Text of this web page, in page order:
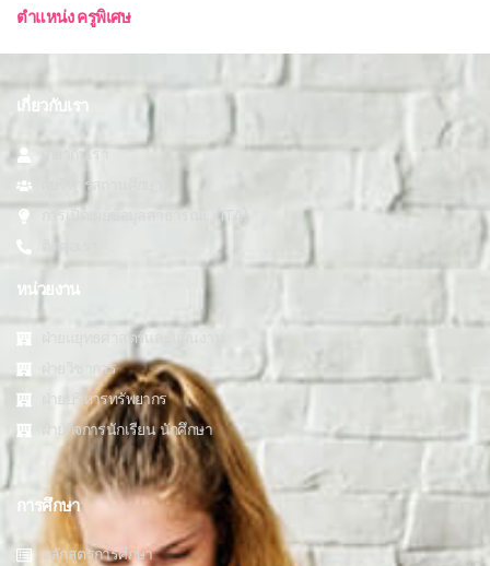
ตำแหน่ง ครูพิเศษ
เกี่ยวกับเรา
ผู้บริหารสถานศึกษา
การเปิดเผยข้อมูลสาธารณะ (ITA)
หน่วยงาน
ฝ่ายแยุทธศาสตร์และแผนงาน
ฝ่ายวิชาการ
ฝ่ายบริหารทรัพยากร
ฝ่ายกิจการนักเรียน นักศึกษา
การศึกษา
หลักสูตรการศึกษา